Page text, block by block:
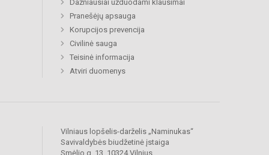
Dažniausiai užduodami klausimai
Pranešėjų apsauga
Korupcijos prevencija
Civilinė sauga
Teisinė informacija
Atviri duomenys
Vilniaus lopšelis-darželis „Naminukas“
Savivaldybės biudžetinė įstaiga
Smėlio g. 13, 10324 Vilnius